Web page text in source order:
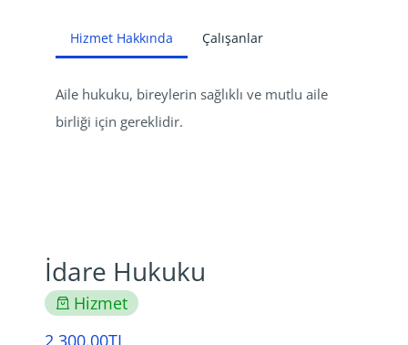
Hizmet Hakkında Çalışanlar
Aile hukuku, bireylerin sağlıklı ve mutlu aile
birliği için gereklidir.
İdare Hukuku
Hizmet
2,300.00TL